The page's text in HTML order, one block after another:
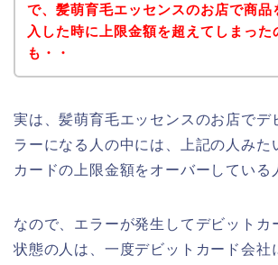
で、髪萌育毛エッセンスのお店で商品
入した時に上限金額を超えてしまった
も・・
実は、髪萌育毛エッセンスのお店でデ
ラーになる人の中には、上記の人みた
カードの上限金額をオーバーしている
なので、エラーが発生してデビットカ
状態の人は、一度デビットカード会社